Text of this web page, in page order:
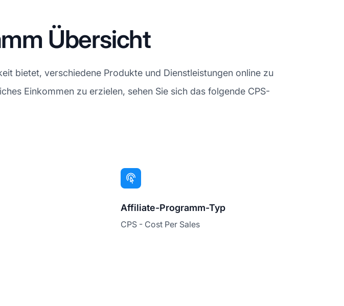
Übersicht
bietet, verschiedene Produkte und Dienstleistungen online zu
Einkommen zu erzielen, sehen Sie sich das folgende CPS-
Affiliate-Programm-Typ
CPS - Cost Per Sales